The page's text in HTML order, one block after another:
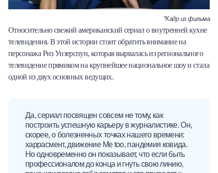
*Кадр из фильма
Относительно свежий американский сериал о внутренней кухне
телевидения. В этой истории стоит обратить внимание на
персонажа Риз Уизерспун, которая вырвалась из регионального
телевидение прямиком на крупнейшее национальное шоу и стала
одной из двух основных ведущих.
Да, сериал посвящен совсем не тому, как
построить успешную карьеру в журналистике. Он,
скорее, о болезненных точках нашего времени:
харрасмент, движение Me too, пандемия ковида.
Но одновременно он показывает, что если быть
профессионалом до конца и гнуть свою линию,